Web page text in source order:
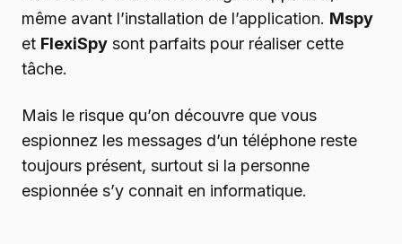
même avant l’installation de l’application. Mspy
et FlexiSpy sont parfaits pour réaliser cette
tâche.
Mais le risque qu’on découvre que vous
espionnez les messages d’un téléphone reste
toujours présent, surtout si la personne
espionnée s’y connait en informatique.